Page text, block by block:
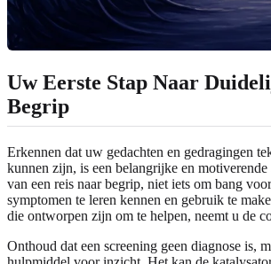
Uw Eerste Stap Naar
Begrip
Erkennen dat uw gedachten en gedragingen
kunnen zijn, is een belangrijke en motiverende
van een reis naar begrip, niet iets om bang
symptomen te leren kennen en gebruik te
die ontworpen zijn om te helpen, neemt u de
Onthoud dat een screening geen diagnose is,